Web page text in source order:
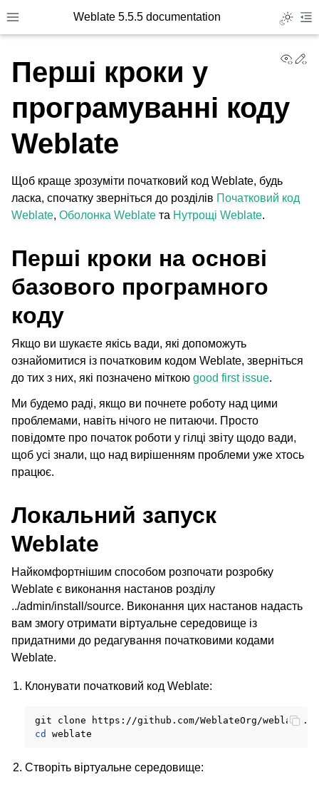
Toggle site navigation sidebar
Weblate 5.5.5 documentation Toggle
Перші кроки у
програмуванні коду
Weblate
Щоб краще зрозуміти початковий код Weblate, будь
ласка, спочатку зверніться до розділів Початковий код
Weblate, Оболонка Weblate та Нутрощі Weblate.
Перші кроки на основі
базового програмного
коду
Якщо ви шукаєте якісь вади, які допоможуть
ознайомитися із початковим кодом Weblate, зверніться
до тих з них, які позначено міткою good first issue.
Ми будемо раді, якщо ви почнете роботу над цими
проблемами, навіть нічого не питаючи. Просто
повідомте про початок роботи у гілці звіту щодо вади,
щоб усі знали, що над вирішенням проблеми уже хтось
працює.
Локальний запуск
Weblate
Найкомфортнішим способом розпочати розробку
Weblate є виконання настанов розділу
../admin/install/source. Виконання цих настанов надасть
вам змогу отримати віртуальне середовище із
придатними до редагування початковими кодами
Weblate.
Клонувати початковий код Weblate:
git
clone
cd
Створіть віртуальне середовище: